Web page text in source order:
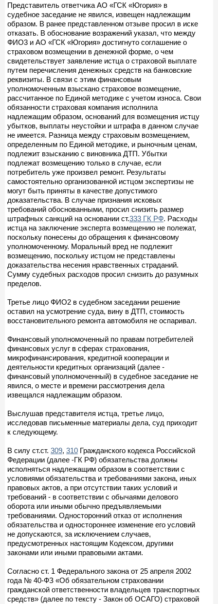
Представитель ответчика АО «ГСК «Югория» в
судебное заседание не явился, извещен надлежащим
образом. В ранее представленном отзыве просил в иске
отказать. В обоснование возражений указал, что между
ФИО3 и АО «ГСК «Югория» достигнуто соглашение о
страховом возмещении в денежной форме, о чем
свидетельствует заявление истца о страховой выплате
путем перечисления денежных средств на банковские
реквизиты. В связи с этим финансовым
уполномоченным взыскано страховое возмещение,
рассчитанное по Единой методике с учетом износа. Свои
обязанности страховая компания исполнила
надлежащим образом, оснований для возмещения истцу
убытков, выплаты неустойки и штрафа в данном случае
не имеется. Разница между страховым возмещением,
определенным по Единой методике, и рыночным ценам,
подлежит взысканию с виновника ДТП. Убытки
подлежат возмещению только в случае, если
потребитель уже произвел ремонт. Результаты
самостоятельно организованной истцом экспертизы не
могут быть приняты в качестве допустимого
доказательства. В случае признания исковых
требований обоснованными, просил снизить размер
штрафных санкций на основании ст.333 ГК РФ. Расходы
истца на заключение эксперта возмещению не полежат,
поскольку понесены до обращения к финансовому
уполномоченному. Моральный вред не подлежит
возмещению, поскольку истцом не представлены
доказательства несения нравственных страданий.
Сумму судебных расходов просил снизить до разумных
пределов.
Третье лицо ФИО2 в судебном заседании решение
оставил на усмотрение суда, вину в ДТП, стоимость
восстановительного ремонта автомобиля не оспаривал.
Финансовый уполномоченный по правам потребителей
финансовых услуг в сферах страхования,
микрофинансирования, кредитной кооперации и
деятельности кредитных организаций (далее -
финансовый уполномоченный) в судебное заседание не
явился, о месте и времени рассмотрения дела
извещался надлежащим образом.
Выслушав представителя истца, третье лицо,
исследовав письменные материалы дела, суд приходит
к следующему.
В силу ст.ст. 309, 310 Гражданского кодекса Российской
Федерации (далее -ГК РФ) обязательства должны
исполняться надлежащим образом в соответствии с
условиями обязательства и требованиями закона, иных
правовых актов, а при отсутствии таких условий и
требований - в соответствии с обычаями делового
оборота или иными обычно предъявляемыми
требованиями. Односторонний отказ от исполнения
обязательства и одностороннее изменение его условий
не допускаются, за исключением случаев,
предусмотренных настоящим Кодексом, другими
законами или иными правовыми актами.
Согласно ст. 1 Федерального закона от 25 апреля 2002
года № 40-ФЗ «Об обязательном страховании
гражданской ответственности владельцев транспортных
средств» (далее по тексту - Закон об ОСАГО) страховой